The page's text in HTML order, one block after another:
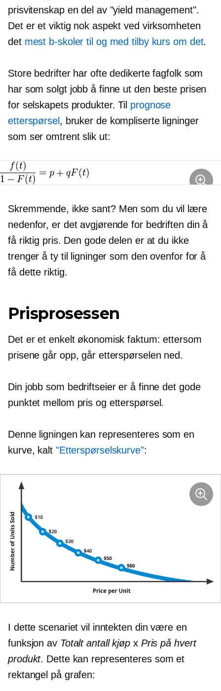
prisvitenskap en del av "yield management".
Det er et viktig nok aspekt ved virksomheten
det mest b-skoler til og med tilby kurs om det.
Store bedrifter har ofte dedikerte fagfolk som
har som solgt jobb å finne ut den beste prisen
for selskapets produkter. Til prognose
etterspørsel , bruker de kompliserte ligninger
som ser omtrent slik ut:
Skremmende, ikke sant? Men som du vil lære
nedenfor, er det avgjørende for bedriften din å
få riktig pris. Den gode delen er at du ikke
trenger å ty til ligninger som den ovenfor for å
få dette riktig.
Prisprosessen
Det er et enkelt økonomisk faktum: ettersom
prisene går opp, går etterspørselen ned.
Din jobb som bedriftseier er å finne det gode
punktet mellom pris og etterspørsel.
Denne ligningen kan representeres som en
kurve, kalt "Etterspørselskurve":
I dette scenariet vil inntekten din være en
funksjon av Totalt antall kjøp x Pris på hvert
produkt. Dette kan representeres som et
rektangel på grafen: